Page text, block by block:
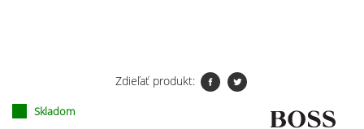
Zdieľať produkt:
Skladom